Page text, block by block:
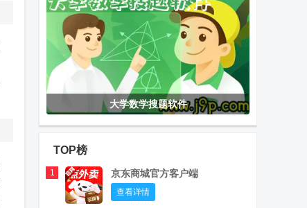
大学数学搜题软件
TOP榜
1 京东商城官方客户端
查看详情